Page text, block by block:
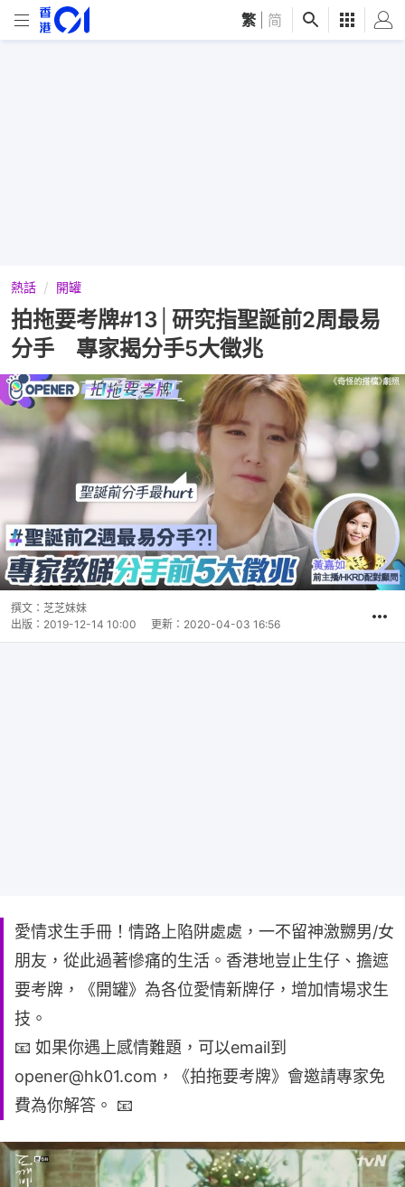
繁 简
熱話 開罐
拍拖要考牌#13│研究指聖誕前2周最易
分手 專家揭分手5大徵兆
撰文： 芝芝妹妹
出版： 2019-12-14 10:00 更新： 2020-04-03 16:56
愛情求生手冊！情路上陷阱處處，一不留神激嬲男/女
朋友，從此過著慘痛的生活。香港地豈止生仔、擔遮
要考牌，《開罐》為各位愛情新牌仔，增加情場求生
技。
📧 如果你遇上感情難題，可以email到
opener@hk01.com，《拍拖要考牌》會邀請專家免
費為你解答。 📧